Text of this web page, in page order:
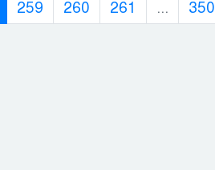
259 260 261 ... 350